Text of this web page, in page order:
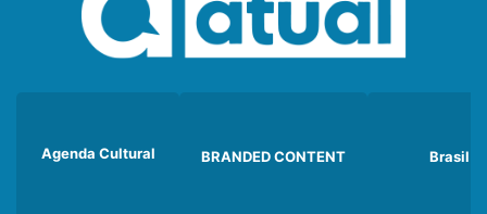
Agenda Cultural BRANDED CONTENT Brasil